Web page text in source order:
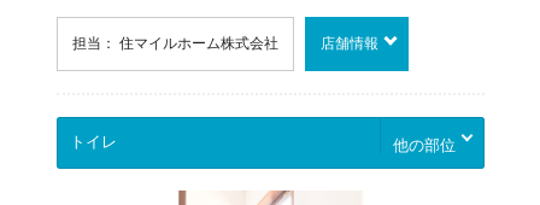
担当： 住マイルホーム株式会社 店舗情報
他の部位